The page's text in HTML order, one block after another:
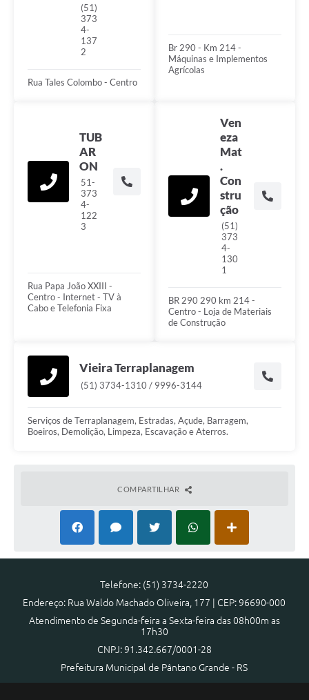
(51)
373
4-
137
2
Rua Tales Colombo - Centro
Br 290 - Km 214 -
Máquinas e Implementos
Agrícolas
TUB
AR
ON
51-
373
4-
122
3
Rua Papa João XXIII -
Centro - Internet - TV à
Cabo e Telefonia Fixa
Ven
eza
Mat
.
Con
stru
ção
(51)
373
4-
130
1
BR 290 290 km 214 -
Centro - Loja de Materiais
de Construção
Vieira Terraplanagem
(51) 3734-1310 / 9996-3144
Serviços de Terraplanagem, Estradas, Açude, Barragem,
Boeiros, Demolição, Limpeza, Escavação e Aterros.
COMPARTILHAR
Telefone: (51) 3734-2220
Endereço: Rua Waldo Machado Oliveira, 177 | CEP: 96690-000
Atendimento de Segunda-feira a Sexta-feira das 08h00m as
17h30
CNPJ: 91.342.667/0001-28
Prefeitura Municipal de Pântano Grande - RS